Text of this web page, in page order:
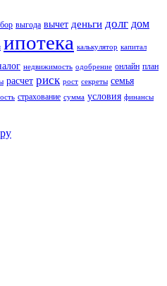
выгода вычет деньги долг дом
ипотека калькулятор капитал
недвижимость одобрение онлайн план
расчет риск рост секреты семья
страхование сумма условия финансы